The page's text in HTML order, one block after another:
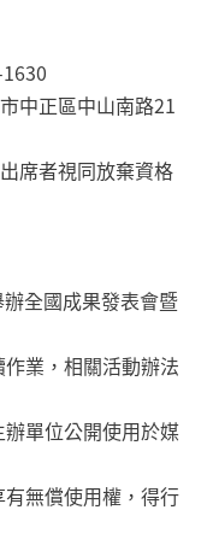
中正區中山南路21
席者視同放棄資格
全國成果發表會暨
業，相關活動辦法
單位公開使用於媒
無償使用權，得行